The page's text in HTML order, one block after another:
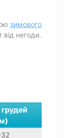
зимового
негоди.